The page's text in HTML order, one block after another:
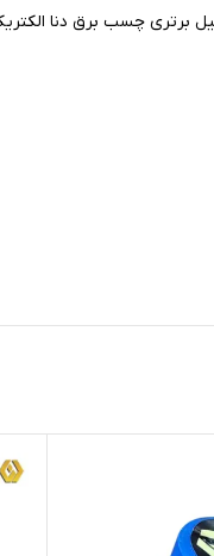
برتری چسب برق دنا